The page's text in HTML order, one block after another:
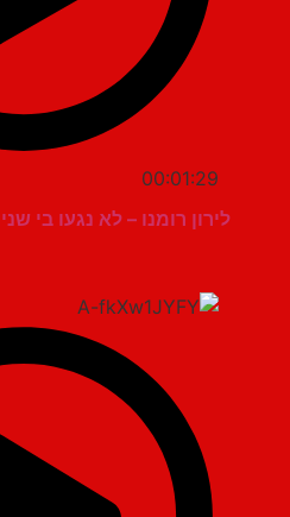
00:01:29
לירון רומנו – לא נגעו בי שנים